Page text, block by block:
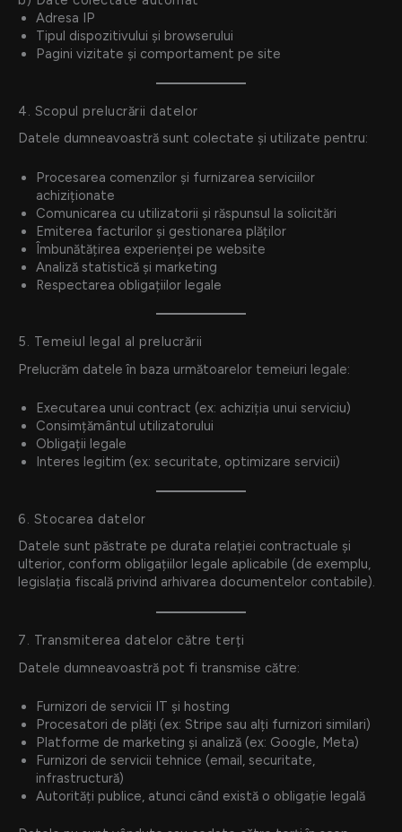
Adresa IP
Tipul dispozitivului și browserului
Pagini vizitate și comportament pe site
4. Scopul prelucrării datelor
Datele dumneavoastră sunt colectate și utilizate pentru:
Procesarea comenzilor și furnizarea serviciilor
achiziționate
Comunicarea cu utilizatorii și răspunsul la solicitări
Emiterea facturilor și gestionarea plăților
Îmbunătățirea experienței pe website
Analiză statistică și marketing
Respectarea obligațiilor legale
5. Temeiul legal al prelucrării
Prelucrăm datele în baza următoarelor temeiuri legale:
Executarea unui contract (ex: achiziția unui serviciu)
Consimțământul utilizatorului
Obligații legale
Interes legitim (ex: securitate, optimizare servicii)
6. Stocarea datelor
Datele sunt păstrate pe durata relației contractuale și
ulterior, conform obligațiilor legale aplicabile (de exemplu,
legislația fiscală privind arhivarea documentelor contabile).
7. Transmiterea datelor către terți
Datele dumneavoastră pot fi transmise către:
Furnizori de servicii IT și hosting
Procesatori de plăți (ex: Stripe sau alți furnizori similari)
Platforme de marketing și analiză (ex: Google, Meta)
Furnizori de servicii tehnice (email, securitate,
infrastructură)
Autorități publice, atunci când există o obligație legală